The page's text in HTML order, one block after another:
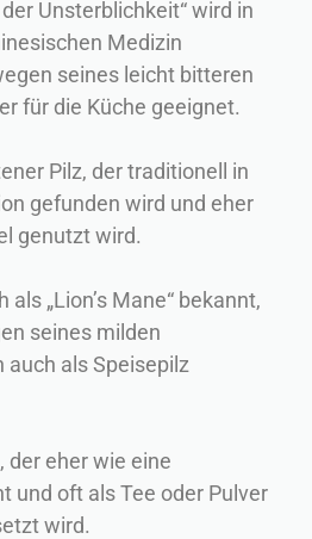
der Unsterblichkeit“ wird in
Medizin
seines leicht bitteren
für die Küche geeignet.
Pilz, der traditionell in
gefunden wird und eher
genutzt wird.
als „Lion’s Mane“ bekannt,
seines milden
auch als Speisepilz
der eher wie eine
und oft als Tee oder Pulver
wird.